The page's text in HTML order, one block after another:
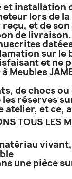
et installation
lors de
et de
de
sur
et ne
Meubles
de chocs
réserves
atelier, et ce,
TOUS LES
une pièce